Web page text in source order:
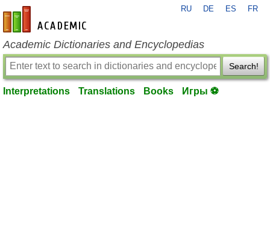
en-academic.com
RU DE ES FR
Academic Dictionaries and Encyclopedias
Search!
Interpretations Translations Books Игры ⚽